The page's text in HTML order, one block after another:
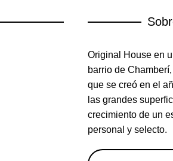
Original House en
barrio de
que se creó en el
las grandes
crecimiento de un
personal y selecto.